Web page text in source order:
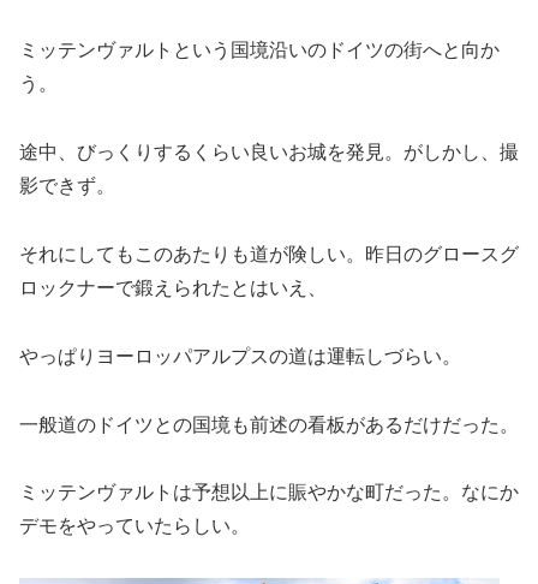
ミッテンヴァルトという国境沿いのドイツの街へと向か
う。
途中、びっくりするくらい良いお城を発見。がしかし、撮
影できず。
それにしてもこのあたりも道が険しい。昨日のグロースグ
ロックナーで鍛えられたとはいえ、
やっぱりヨーロッパアルプスの道は運転しづらい。
一般道のドイツとの国境も前述の看板があるだけだった。
ミッテンヴァルトは予想以上に賑やかな町だった。なにか
デモをやっていたらしい。